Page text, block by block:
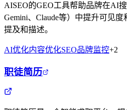
AISEO的GEO工具帮助品牌在AI搜
Gemini、Claude等）中提升可见
提及和描述。
AI优化内容优化SEO品牌监控+2
职徒简历